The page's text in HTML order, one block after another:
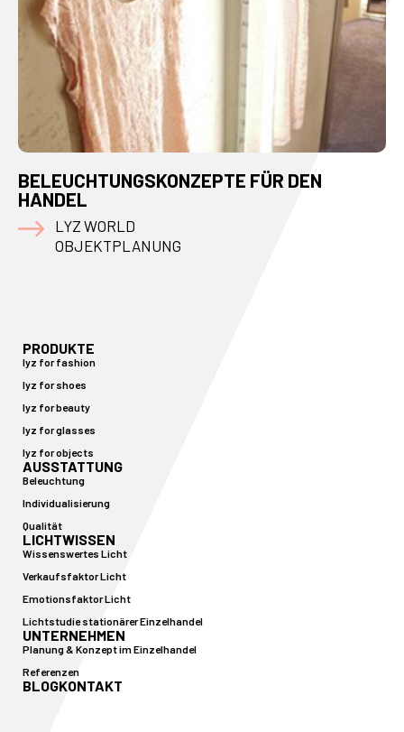
BELEUCHTUNGSKONZEPTE FÜR DEN
HANDEL
LYZ WORLD
OBJEKTPLANUNG
PRODUKTE
lyz for fashion
lyz for shoes
lyz for beauty
lyz for glasses
lyz for objects
AUSSTATTUNG
Beleuchtung
Individualisierung
Qualität
LICHTWISSEN
Wissenswertes Licht
Verkaufsfaktor Licht
Emotionsfaktor Licht
Lichtstudie stationärer Einzelhandel
UNTERNEHMEN
Planung & Konzept im Einzelhandel
Referenzen
BLOGKONTAKT